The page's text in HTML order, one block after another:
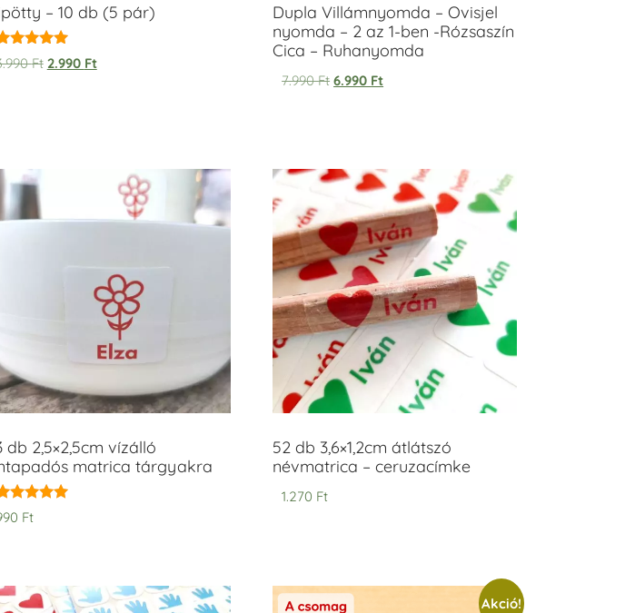
– 10 db (5 pár)
Ft 2.990 Ft
Dupla Villámnyomda – Ovisjel
nyomda – 2 az 1-ben -Rózsaszín
Cica – Ruhanyomda
7.990Ft 6.990 Ft
db 2,5×2,5cm vízálló
matrica tárgyakra
Ft
52 db 3,6×1,2cm átlátszó
névmatrica – ceruzacímke
1.270 Ft
Akció!